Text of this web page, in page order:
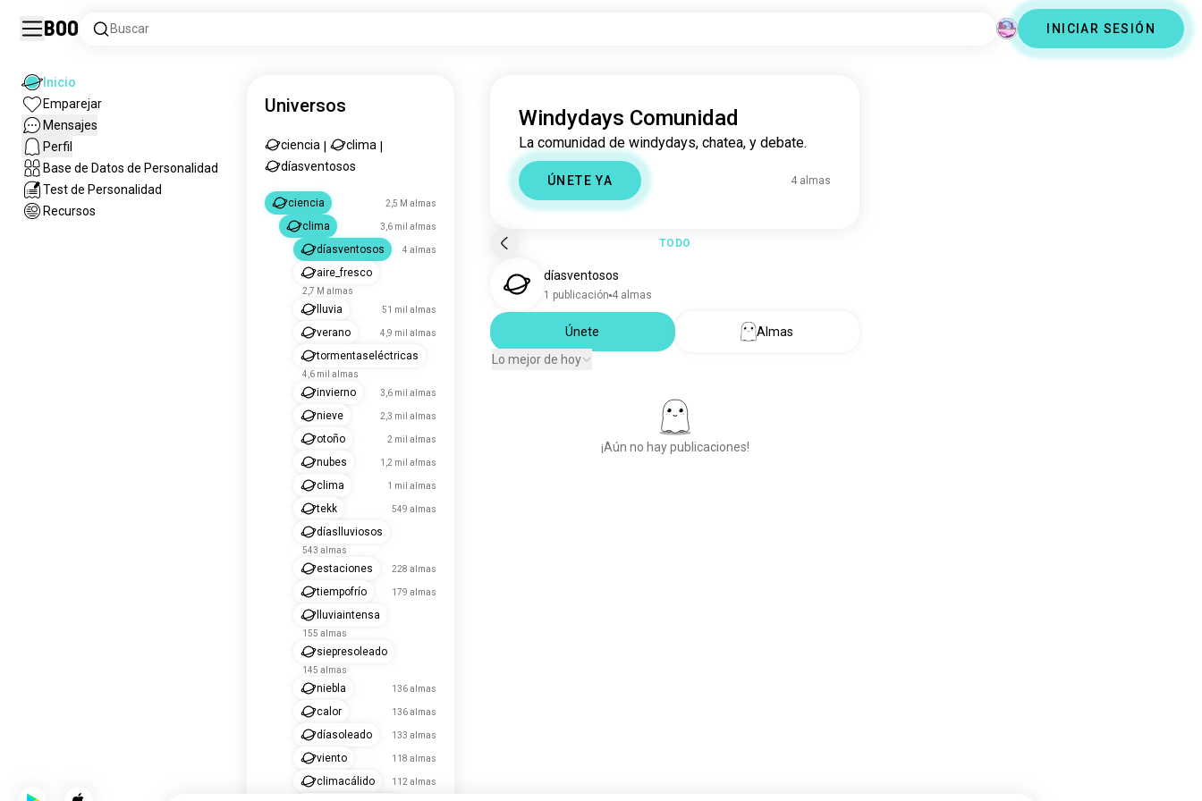
Boo Buscar INICIAR SESIÓN
Inicio
Emparejar
Mensajes
Perfil
Base de Datos de Personalidad
Test de Personalidad
Recursos
Universos
ciencia clima
díasventosos
ciencia 2,5 M almas
clima 3,6 mil almas
díasventosos 4 almas
aire_fresco
2,7 M almas
lluvia 51 mil almas
verano 4,9 mil almas
tormentaseléctricas
4,6 mil almas
invierno 3,6 mil almas
nieve 2,3 mil almas
otoño 2 mil almas
nubes 1,2 mil almas
clima 1 mil almas
tekk 549 almas
díaslluviosos
543 almas
estaciones 228 almas
tiempofrío 179 almas
lluviaintensa
155 almas
siepresoleado
145 almas
niebla 136 almas
calor 136 almas
díasoleado 133 almas
viento 118 almas
climacálido 112 almas
Windydays Comunidad
La comunidad de windydays, chatea, y debate.
ÚNETE YA 4 almas
TODO
díasventosos
1 publicación 4 almas
Únete
Almas
Lo mejor de hoy
¡Aún no hay publicaciones!